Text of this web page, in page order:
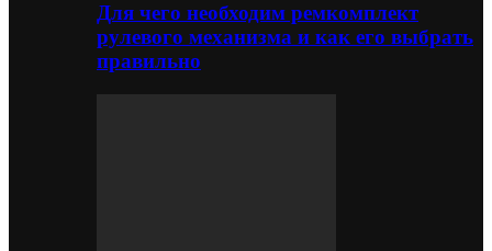
Для чего необходим ремкомплект
рулевого механизма и как его выбрать
правильно